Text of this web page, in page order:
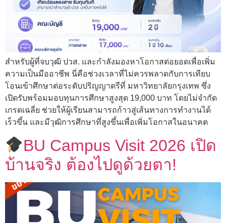
สำหรับผู้ที่จบวุฒิ ปวส. และกำลังมองหาโอกาสต่อยอดเพื่อเพิ่ม
ความเป็นมืออาชีพ นี่คือช่วงเวลาที่ไม่ควรพลาดกับการเทียบ
โอนเข้าศึกษาต่อระดับปริญญาตรีที่ มหาวิทยาลัยกรุงเทพ ซึ่ง
เปิดรับพร้อมมอบทุนการศึกษาสูงสุด 19,000 บาท โดยไม่จำกัด
เกรดเฉลี่ย ช่วยให้ผู้เรียนสามารถก้าวสู่เส้นทางการทำงานได้
เร็วขึ้น และมีวุฒิการศึกษาที่สูงขึ้นเพื่อเพิ่มโอกาสในอนาคต
BU Campus Visit 2026 เปิด
บ้านจริง ต้องไปดูด้วยตา!